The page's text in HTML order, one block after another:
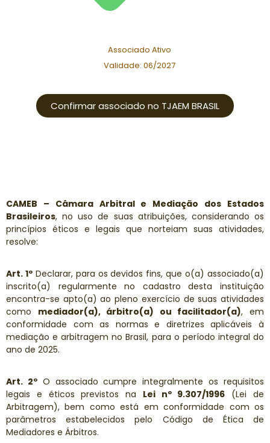
Associado Ativo
Validade: 06/2027
Confirmar associado no TJAEM BRASIL
CAMEB – Câmara Arbitral e Mediação dos Estados
Brasileiros, no uso de suas atribuições, considerando os
princípios éticos e legais que norteiam suas atividades,
resolve:
Art. 1ºDeclarar, para os devidos fins, que o(a) associado(a)
inscrito(a) regularmente no cadastro desta instituição
encontra-se apto(a) ao pleno exercício de suas atividades
como mediador(a), árbitro(a) ou facilitador(a), em
conformidade com as normas e diretrizes aplicáveis à
mediação e arbitragem no Brasil, para o período integral do
ano de 2025.
Art. 2ºO associado cumpre integralmente os requisitos
legais e éticos previstos na Lei nº 9.307/1996 (Lei de
Arbitragem), bem como está em conformidade com os
parâmetros estabelecidos pelo Código de Ética de
Mediadores e Árbitros.